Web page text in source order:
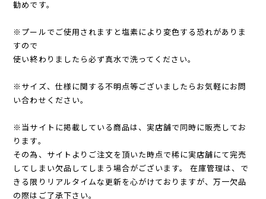
勧めです。
※プールでご使用されますと塩素により変色する恐れがありま
すので
使い終わりましたら必ず真水で洗ってください。
※サイズ、仕様に関する不明点等ございましたらお気軽にお問
い合わせください。
※当サイトに掲載している商品は、実店舗で同時に販売してお
ります。
その為、サイトよりご注文を頂いた時点で稀に実店舗にて完売
してしまい欠品してしまう場合がございます。 在庫管理は、で
きる限りリアルタイムな更新を心がけておりますが、万一欠品
の際はご了承下さい。